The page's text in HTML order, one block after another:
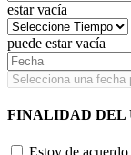
estar vacía
puede estar vacía
FINALIDAD DEL